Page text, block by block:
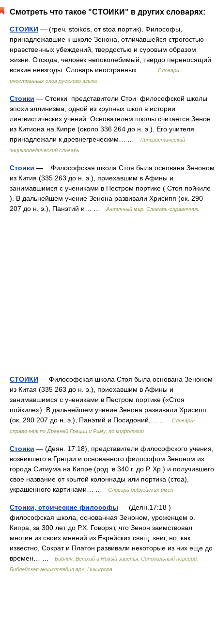
Смотреть что такое "СТОИКИ" в других словарях:
СТОИКИ — (греч. stoikos, от stoa портик). Философы,
принадлежавшие к школе Зенона, отличавшейся строгостью
нравственных убеждений, твердостью и суровым образом
жизни. Отсюда, человек непоколебимый, твердо переносящий
всякие невзгоды. Словарь иностранных… …
Словарь
иностранных слов русского языка
Стоики — Стоики представители Стои философской школы
эпохи эллинизма, одной из крупных школ в истории
лингвистических учений. Основателем школы считается Зенон
из Китиона на Кипре (около 336 264 до н. э.). Его учителя
принадлежали к древнегреческим… …
Лингвистический
энциклопедический словарь
Стоики — Философская школа Стоя была основана Зеноном
из Кития (335 263 до н. э.), приехавшим в Афины и
занимавшимся с учениками в Пестром портике ( Стоя пойкиле
). В дальнейшем учение Зенона развивали Хрисипп (ок. 290
207 до н. э.), Панэтий и… …
Античный мир. Словарь-справочник.
СТОИКИ — Философская школа Стоя была основана Зеноном
из Китая (335 263 до н. э.), приехавшим в Афины и
занимавшимся с учениками в Пестром портике («Стоя
пойкиле»). В дальнейшем учение Зенона развивали Хрисипп
(ок. 290 207 до н. э.), Панэтий и Посидоний,… …
Cловарь-
справочник по Древней Греции и Риму, по мифологии
Стоики — (Деян. 17:18), представители философского учения,
возникшего в Греции и основанного философом Зеноном из
города Ситиума на Кипре (род. в 340 г. до Р. Хр.) и получившего
свое название от крытой колоннады или портика (стоа),
украшенного картинами… …
Словарь библейских имен
Стоики, стоические философы — (Деян.17:18 )
философская школа, основанная Зеноном, уроженцем о.
Кипра, за 300 лет до Р.Х. Говорят, что Зенон заимствовал
многие из своих мнений из Еврейских свящ. книг, но, как
известно, Сократ и Платон развивали некоторые из них еще до
времен… …
Библия. Ветхий и Новый заветы. Синодальный перевод.
Библейская энциклопедия арх. Никифора.